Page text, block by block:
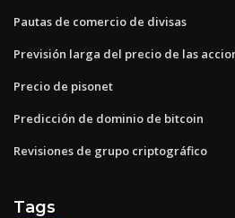
Pautas de comercio de divisas
Previsión larga del precio de las
Precio de pisonet
Predicción de dominio de bitcoin
Revisiones de grupo criptográfico
Tags